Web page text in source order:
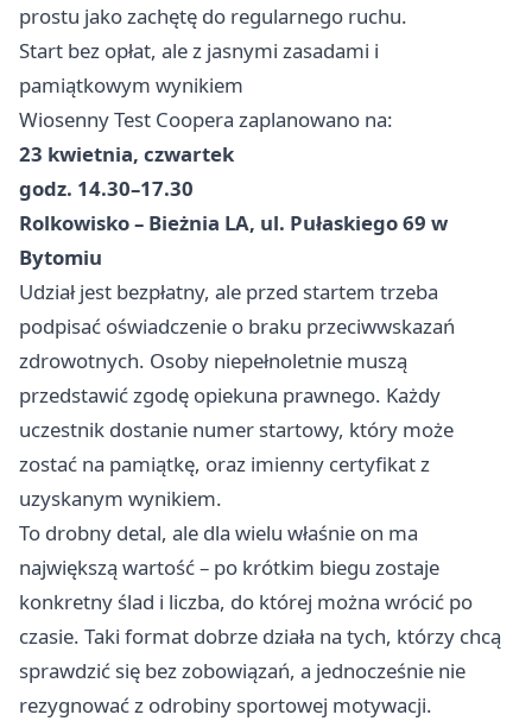
prostu jako zachętę do regularnego ruchu.
Start bez opłat, ale z jasnymi zasadami i
pamiątkowym wynikiem
Wiosenny Test Coopera zaplanowano na:
23 kwietnia, czwartek
godz. 14.30–17.30
Rolkowisko – Bieżnia LA, ul. Pułaskiego 69 w
Bytomiu
Udział jest bezpłatny, ale przed startem trzeba
podpisać oświadczenie o braku przeciwwskazań
zdrowotnych. Osoby niepełnoletnie muszą
przedstawić zgodę opiekuna prawnego. Każdy
uczestnik dostanie numer startowy, który może
zostać na pamiątkę, oraz imienny certyfikat z
uzyskanym wynikiem.
To drobny detal, ale dla wielu właśnie on ma
największą wartość – po krótkim biegu zostaje
konkretny ślad i liczba, do której można wrócić po
czasie. Taki format dobrze działa na tych, którzy chcą
sprawdzić się bez zobowiązań, a jednocześnie nie
rezygnować z odrobiny sportowej motywacji.